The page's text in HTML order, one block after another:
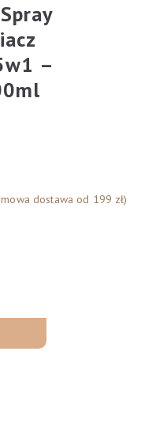
–
dostawa od 199 zł)